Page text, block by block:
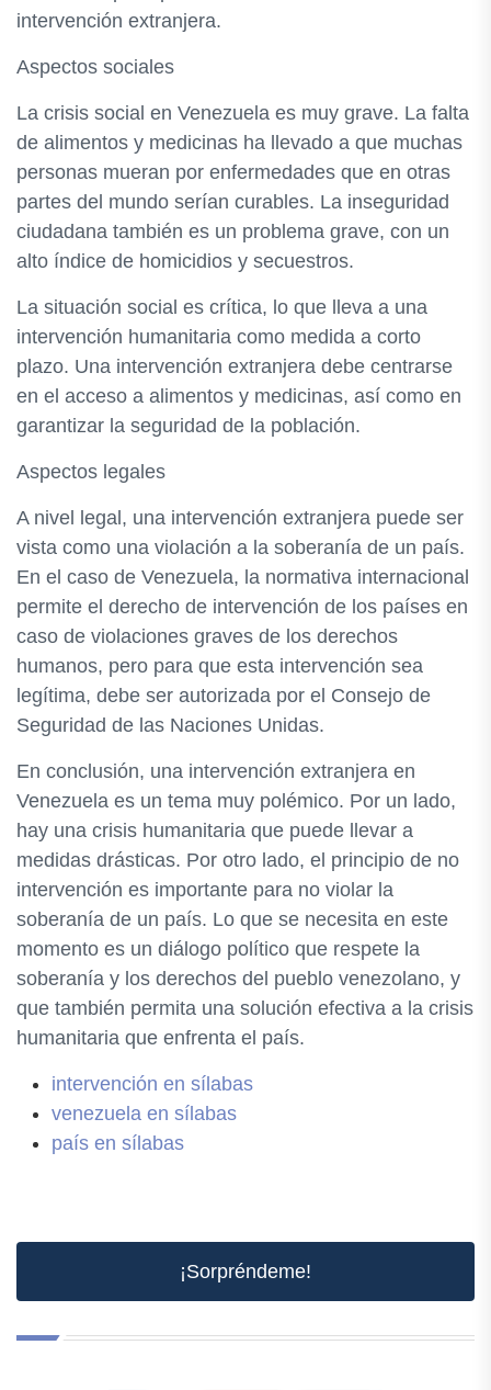
intervención extranjera.
Aspectos sociales
La crisis social en Venezuela es muy grave. La falta
de alimentos y medicinas ha llevado a que muchas
personas mueran por enfermedades que en otras
partes del mundo serían curables. La inseguridad
ciudadana también es un problema grave, con un
alto índice de homicidios y secuestros.
La situación social es crítica, lo que lleva a una
intervención humanitaria como medida a corto
plazo. Una intervención extranjera debe centrarse
en el acceso a alimentos y medicinas, así como en
garantizar la seguridad de la población.
Aspectos legales
A nivel legal, una intervención extranjera puede ser
vista como una violación a la soberanía de un país.
En el caso de Venezuela, la normativa internacional
permite el derecho de intervención de los países en
caso de violaciones graves de los derechos
humanos, pero para que esta intervención sea
legítima, debe ser autorizada por el Consejo de
Seguridad de las Naciones Unidas.
En conclusión, una intervención extranjera en
Venezuela es un tema muy polémico. Por un lado,
hay una crisis humanitaria que puede llevar a
medidas drásticas. Por otro lado, el principio de no
intervención es importante para no violar la
soberanía de un país. Lo que se necesita en este
momento es un diálogo político que respete la
soberanía y los derechos del pueblo venezolano, y
que también permita una solución efectiva a la crisis
humanitaria que enfrenta el país.
intervención en sílabas
venezuela en sílabas
país en sílabas
¡Sorpréndeme!